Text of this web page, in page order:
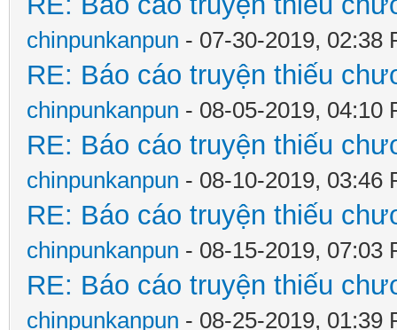
chinpunkanpun - 07-30-2019, 02:38
RE: Báo cáo truyện thiếu
chinpunkanpun - 08-05-2019, 04:10
RE: Báo cáo truyện thiếu
chinpunkanpun - 08-10-2019, 03:46
RE: Báo cáo truyện thiếu
chinpunkanpun - 08-15-2019, 07:03
RE: Báo cáo truyện thiếu
chinpunkanpun - 08-25-2019, 01:39